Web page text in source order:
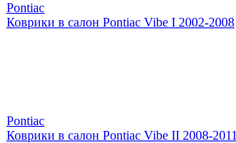
Pontiac
Коврики в салон Pontiac Vibe I 2002-2008
Pontiac
Коврики в салон Pontiac Vibe II 2008-2011